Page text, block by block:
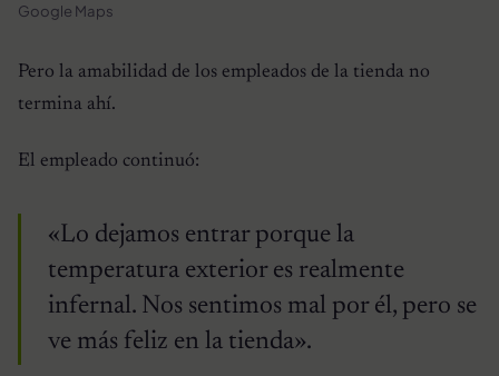
Google Maps
Pero la amabilidad de los empleados de la tienda no
termina ahí.
El empleado continuó:
«Lo dejamos entrar porque la
temperatura exterior es realmente
infernal. Nos sentimos mal por él, pero se
ve más feliz en la tienda».